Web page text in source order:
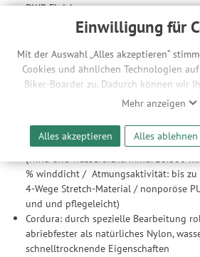
Einwilligung für
Mit der Auswahl „Alles akzeptieren“
Cookies und ähnlichen Technologien
Biker-Boarder zu. Dadurch können wir
Ihrer Geräte- und
ermöglicht es uns, anhand ihrer
Werbeanzeigen für Sie bereitzustellen
unserer Website sicherzustellen und
werden Ihre Daten auch an
weitergegeben. Die Verarbeitung
Zwecke der Einbindung von
Durchführung von statistischer Analyse,
Produktempfehlungen und
Informationen zu den einzelnen
und der Speicherdauer finden Sie unter
Mehr anzeigen
Alles akzeptieren Alles ablehnen
DWR-Finish
Leichtgewicht
Minimales Packmaß
Material
Dermizax® NX: Eine besonders
Herstellers Toray, die Schutz vor allen
Witterungsbedingungen bietet; wind-
hoher Atmungsaktivität, die sich erhöht
% winddicht / ­ Atmungsaktivität: bis
4-­Wege ­Stretch-­Material / nonporöse
und und pflegeleicht)
Cordura: durch spezielle Bearbeitung
abriebfester als natürliches Nylon,
schnelltrocknende Eigenschaften